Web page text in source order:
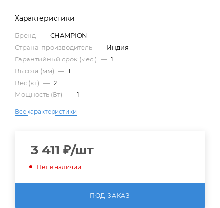
Характеристики
Бренд — CHAMPION
Страна-производитель — Индия
Гарантийный срок (мес.) — 1
Высота (мм) — 1
Вес (кг) — 2
Мощность (Вт) — 1
Все характеристики
3 411 ₽/шт
Нет в наличии
ПОД ЗАКАЗ